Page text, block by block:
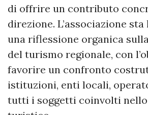
di offrire un contributo
direzione. L’associazione
una riflessione organica
del turismo regionale, con
favorire un confronto
istituzioni, enti locali,
tutti i soggetti coinvolti